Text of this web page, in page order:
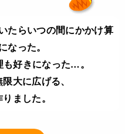
たらいつの間にかかけ算
なった。
好きになった…。
大に広げる、
ました。